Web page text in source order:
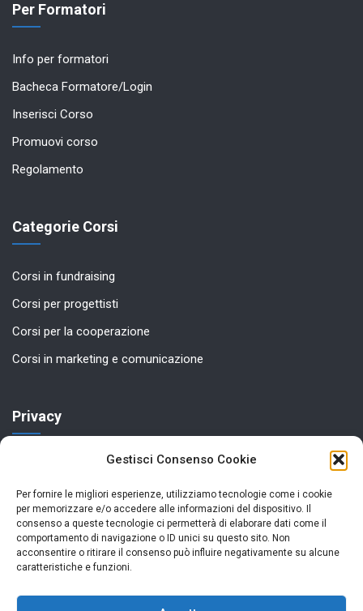
Gestisci Consenso Cookie
Per fornire le migliori esperienze, utilizziamo tecnologie come i cookie
per memorizzare e/o accedere alle informazioni del dispositivo. Il
consenso a queste tecnologie ci permetterà di elaborare dati come il
comportamento di navigazione o ID unici su questo sito. Non
acconsentire o ritirare il consenso può influire negativamente su alcune
caratteristiche e funzioni.
Per Formatori
Info per formatori
Bacheca Formatore/Login
Inserisci Corso
Promuovi corso
Regolamento
Categorie Corsi
Corsi in fundraising
Corsi per progettisti
Corsi per la cooperazione
Corsi in marketing e comunicazione
Privacy
Cookie Policy (UE)
Termini e Condizioni